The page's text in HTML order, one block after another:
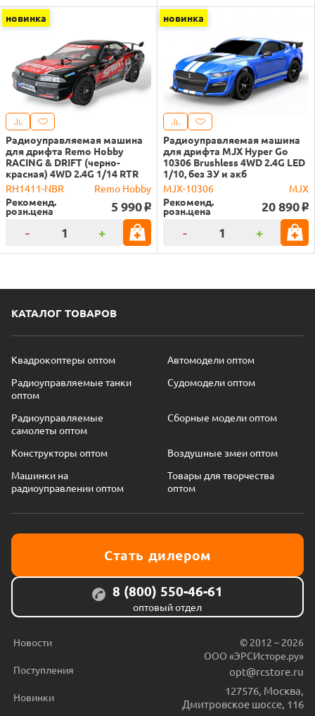
новинка
Радиоуправляемая машина
для дрифта Remo Hobby
RACING & DRIFT (черно-
красная) 4WD 2.4G 1/14 RTR
RH1411-NBR
Remo Hobby
Рекоменд.
розн.цена 5 990 o
- +
новинка
Радиоуправляемая машина
для дрифта MJX Hyper Go
10306 Brushless 4WD 2.4G LED
1/10, без ЗУ и акб
MJX-10306
MJX
Рекоменд.
розн.цена 20 890 o
- +
КАТАЛОГ ТОВАРОВ
Квадрокоптеры оптом
Автомодели оптом
Радиоуправляемые танки
оптом
Судомодели оптом
Радиоуправляемые
самолеты оптом
Сборные модели оптом
Конструкторы оптом
Воздушные змеи оптом
Машинки на
радиоуправлении оптом
Товары для творчества
оптом
Стать дилером
8 (800) 550-46-61
оптовый отдел
Новости
Поступления
Новинки
© 2012 – 2026
ООО «ЭРСИсторе.ру»
opt@rcstore.ru
127576, Москва,
Дмитровское шоссе, 116